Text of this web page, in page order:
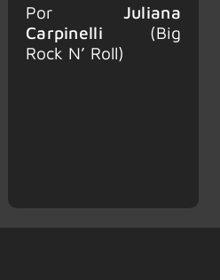
Por Juliana
Carpinelli (Big
Rock N’ Roll)